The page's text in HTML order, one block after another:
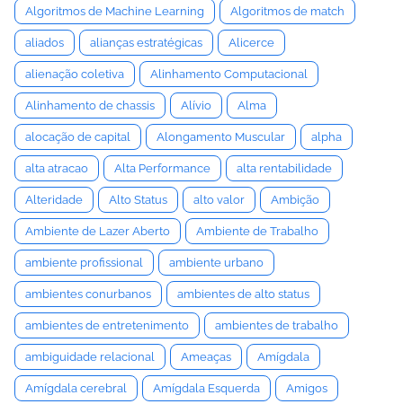
Algoritmos de Machine Learning Algoritmos de match
aliados alianças estratégicas Alicerce
alienação coletiva Alinhamento Computacional
Alinhamento de chassis Alívio Alma
alocação de capital Alongamento Muscular alpha
alta atracao Alta Performance alta rentabilidade
Alteridade Alto Status alto valor Ambição
Ambiente de Lazer Aberto Ambiente de Trabalho
ambiente profissional ambiente urbano
ambientes conurbanos ambientes de alto status
ambientes de entretenimento ambientes de trabalho
ambiguidade relacional Ameaças Amígdala
Amígdala cerebral Amígdala Esquerda Amigos